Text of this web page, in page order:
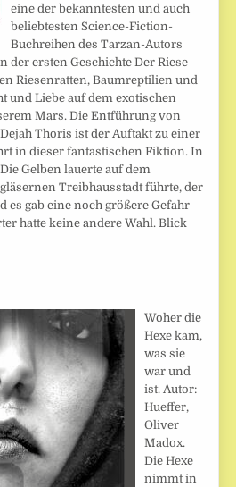
eine der bekanntesten und auch
beliebtesten Science-Fiction-
Buchreihen des Tarzan-Autors
der ersten Geschichte Der Riese
Riesenratten, Baumreptilien und
und Liebe auf dem exotischen
Mars. Die Entführung von
Thoris ist der Auftakt zu einer
in dieser fantastischen Fiktion. In
Gelben lauerte auf dem
Treibhausstadt führte, der
es gab eine noch größere Gefahr
hatte keine andere Wahl. Blick
Woher die
Hexe kam,
was sie
war und
ist. Autor:
Hueffer,
Oliver
Madox.
Die Hexe
nimmt in